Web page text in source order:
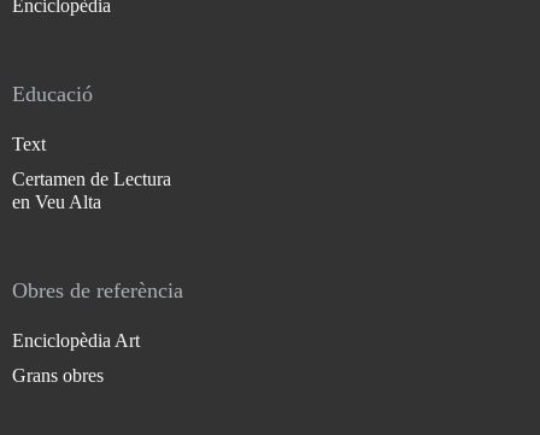
Enciclopèdia
Educació
Text
Certamen de Lectura
en Veu Alta
Obres de referència
Enciclopèdia Art
Grans obres